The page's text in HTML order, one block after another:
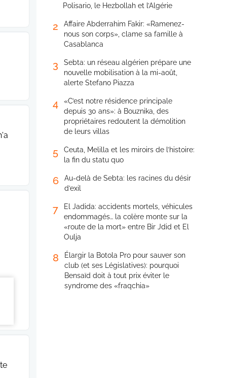
Polisario, le Hezbollah et l’Algérie
2
Affaire Abderrahim Fakir: «Ramenez-
nous son corps», clame sa famille à
Casablanca
3
Sebta: un réseau algérien prépare une
nouvelle mobilisation à la mi-août,
alerte Stefano Piazza
4
«C’est notre résidence principale
depuis 30 ans»: à Bouznika, des
propriétaires redoutent la démolition
de leurs villas
5
Ceuta, Melilla et les miroirs de l’histoire:
la fin du statu quo
6
Au-delà de Sebta: les racines du désir
d’exil
7
El Jadida: accidents mortels, véhicules
endommagés… la colère monte sur la
«route de la mort» entre Bir Jdid et El
Oulja
8
Élargir la Botola Pro pour sauver son
club (et ses Législatives): pourquoi
Bensaïd doit à tout prix éviter le
syndrome des «fraqchia»